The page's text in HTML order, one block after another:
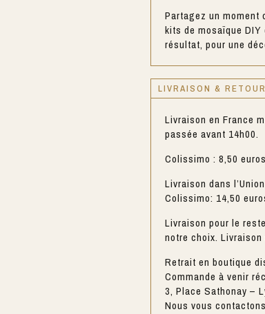
Partagez un moment
kits de mosaïque
résultat, pour une
LIVRAISON & RETOUR
Livraison en France
passée avant 14h00.
Colissimo : 8,50
Livraison dans
Colissimo: 14,50
Livraison pour le
notre choix. Livraison
Retrait en boutique
Commande à venir
3, Place Sathonay –
Nous vous